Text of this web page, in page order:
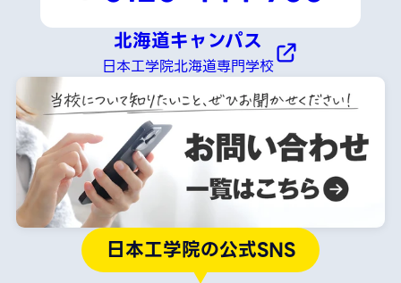
北海道キャンパス
日本工学院北海道専門学校
日本工学院の公式SNS